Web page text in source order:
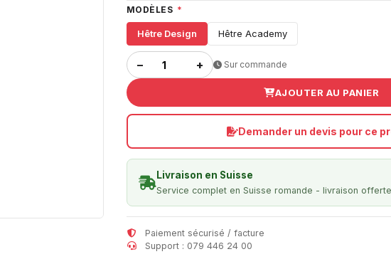
MODÈLES *
Hêtre Design Hêtre Academy
− + Sur commande
AJOUTER AU PANIER
Demander un devis pour ce
Livraison en Suisse
Service complet en Suisse romande - livraison
Paiement sécurisé / facture
Support : 079 446 24 00